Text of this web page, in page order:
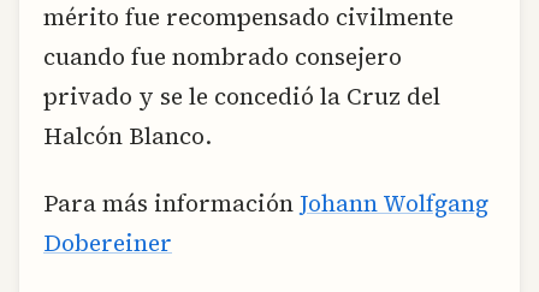
mérito fue recompensado civilmente
cuando fue nombrado consejero
privado y se le concedió la Cruz del
Halcón Blanco.
Para más informaciónJohann Wolfgang
Dobereiner